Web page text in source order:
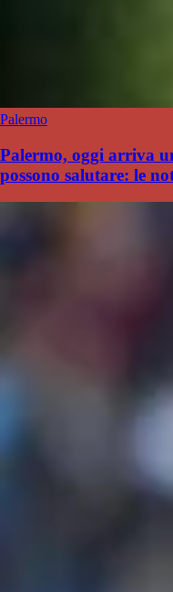
Palermo
Palermo, oggi arriva
possono salutare: le